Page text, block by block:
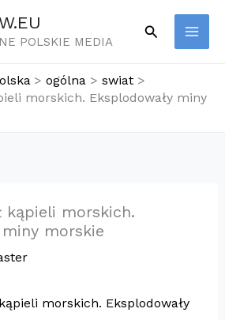
POLSKIE MEDIA
Szukaj
ogólna
swiat
morskich. Eksplodowały miny
kąpieli morskich.
morskie